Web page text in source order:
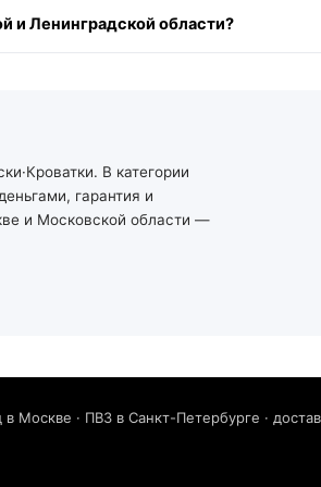
со своего склада. По остальной
и Ленинградской области?
В категории
гарантия и
и Московской области —
Москве · ПВЗ в Санкт-Петербурге ·